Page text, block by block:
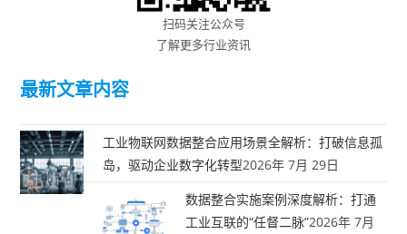
扫码关注公众号
了解更多行业资讯
最新文章内容
工业物联网数据整合应用场景全解析：打破信息孤
岛，驱动企业数字化转型2026年 7月 29日
数据整合实施案例深度解析：打通
工业互联的“任督二脉”2026年 7月